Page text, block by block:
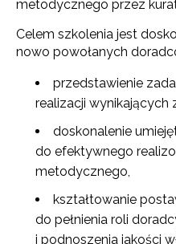
metodycznego przez
Celem szkolenia jest
nowo powołanych
przedstawienie
realizacji wynikających
doskonalenie
do efektywnego
metodycznego,
kształtowanie
do pełnienia roli
i podnoszenia jakości